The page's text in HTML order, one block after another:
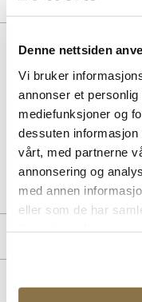
Denne nettsiden
Vi bruker
annonser et
mediefunksjoner og
dessuten
vårt, med partnerne
annonsering og
med annen
eller som de har
Beskrivelse
Agatha er en myk og
stabil og slitesterk
tekstiler, som gjør den
har veldig gode
71743003
Lev. art. nr
24V3353
Produktdetaljer
For:Textil